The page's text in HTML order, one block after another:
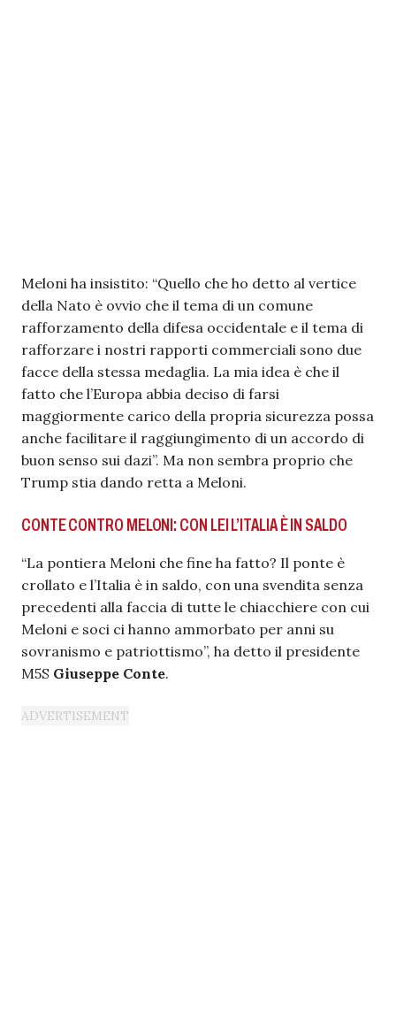
Meloni ha insistito: “Quello che ho detto al vertice
della Nato è ovvio che il tema di un comune
rafforzamento della difesa occidentale e il tema di
rafforzare i nostri rapporti commerciali sono due
facce della stessa medaglia. La mia idea è che il
fatto che l’Europa abbia deciso di farsi
maggiormente carico della propria sicurezza possa
anche facilitare il raggiungimento di un accordo di
buon senso sui dazi”. Ma non sembra proprio che
Trump stia dando retta a Meloni.
CONTE CONTRO MELONI: CON LEI L’ITALIA È IN SALDO
“La pontiera Meloni che fine ha fatto? Il ponte è
crollato e l’Italia è in saldo, con una svendita senza
precedenti alla faccia di tutte le chiacchiere con cui
Meloni e soci ci hanno ammorbato per anni su
sovranismo e patriottismo”, ha detto il presidente
M5S Giuseppe Conte.